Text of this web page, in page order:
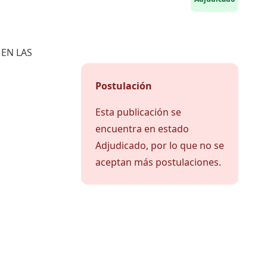
LAS
Postulación
Esta publicación se
encuentra en estado
Adjudicado, por lo que no se
aceptan más postulaciones.